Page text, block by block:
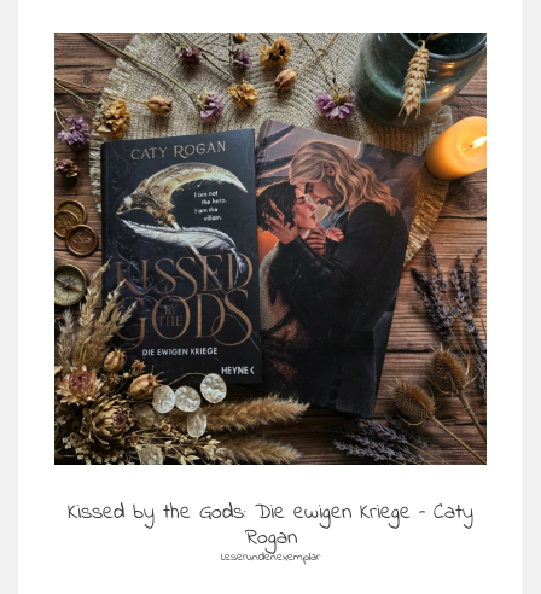
Kissed by the Gods: Die ewigen Kriege – Caty
Rogan
Leserundenexemplar